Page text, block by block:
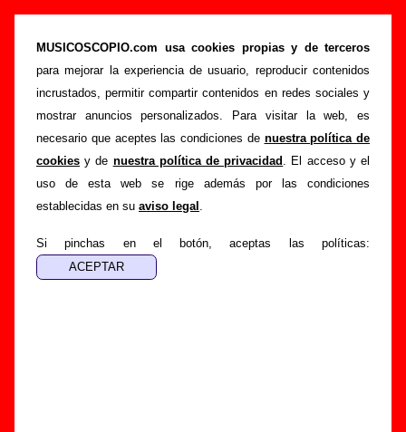
MUSICOSCOPIO.com usa cookies propias y de terceros
para mejorar la experiencia de usuario, reproducir contenidos
incrustados, permitir compartir contenidos en redes sociales y
mostrar anuncios personalizados. Para visitar la web, es
necesario que aceptes las condiciones de nuestra política de
cookies y de nuestra política de privacidad . El acceso y el
uso de esta web se rige además por las condiciones
establecidas en su aviso legal .
Si pinchas en el botón, aceptas las políticas:
“Las canciones del año que viene”, canción
de Doctor Divago (Letra e información)
Portada >Doctor Divago >Canciones
Las canciones del año que viene
Esta página pretende recopilar todo tipo de información
sobre lacanción "Las canciones del año que viene
interpretada porDoctor Divago. Además de su letra,
también aparecerá información sobre el autor o los autores,
sobre los discos en los que está incluido este tema, sobre la
grabación del mismo, sobre versiones a cargo de otros
grupos... Si encuentras errores o tienes información